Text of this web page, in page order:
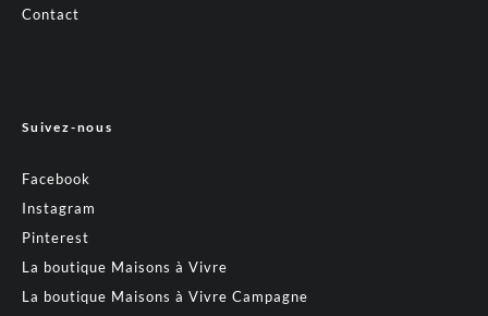
Contact
Suivez-nous
Facebook
Instagram
Pinterest
La boutique Maisons à Vivre
La boutique Maisons à Vivre Campagne